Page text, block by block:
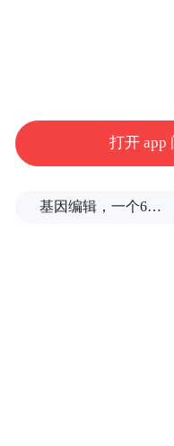
打开 app
基因编辑，一个6岁女孩之死